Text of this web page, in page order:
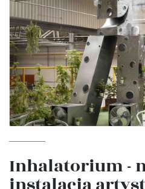
Inhalatorium -